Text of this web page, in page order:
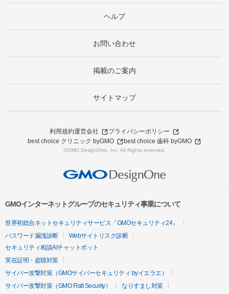
ヘルプ
お問い合わせ
掲載のご案内
サイトマップ
利用規約運営会社
プライバシーポリシー
best choice クリニック byGMO
best choice 歯科 byGMO
©GMO DesignOne, Inc. All Rights reserved.
GMOインターネットグループのセキュリティ事業について
世界初総合ネットセキュリティサービス「GMOセキュリティ24」
パスワード漏洩診断
Webサイトリスク診断
セキュリティ相談AIチャットボット
実在証明・盗聴対策
サイバー攻撃対策（GMOサイバーセキュリティ byイエラエ）
サイバー攻撃対策（GMO Flatt Security）
なりすまし対策